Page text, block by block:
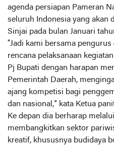
agenda persiapan Pameran
seluruh Indonesia yang akan
Sinjai pada bulan Januari
“Jadi kami bersama
rencana pelaksanaan
Pj Bupati dengan harapan
Pemerintah Daerah,
ajang kompetisi bagi
dan nasional,” kata Ketua
Ke depan dia berharap
membangkitkan sektor
kreatif, khususnya budidaya